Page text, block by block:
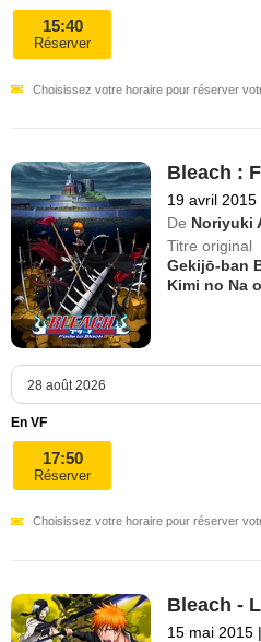
15:40
Réserver
Choisissez votre horaire pour réserver
Bleach :
19 avril 2015
De Noriyuki
Titre original
Gekijō-ban
Kimi no Na
En VF
17:50
Réserver
Choisissez votre horaire pour réserver
Bleach -
15 mai 2015 |